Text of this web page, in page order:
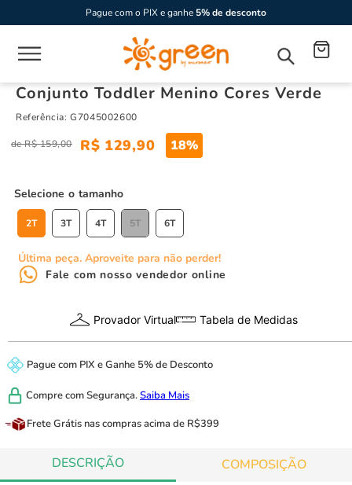
Pague com o PIX e ganhe 5% de desconto
Conjunto Toddler Menino Cores Verde
Referência:G7045002600
R$ 159,00 R$ 129,90 18%
tamanho
2T 3T 4T 5T 6T
Última peça. Aproveite para não perder!
Fale com nosso vendedor online
Provador Virtual Tabela de Medidas
Pague com PIX eGanhe 5% de Desconto
Compre comSegurança.Saiba Mais
Frete Grátis nas compras acima de R$399
DESCRIÇÃO COMPOSIÇÃO